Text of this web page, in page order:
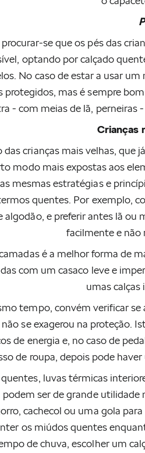
procurar-se que os pés das
optando por calçado
No caso de estar a usar
protegidos, mas é sempre
- com meias de lã, perneiras
Crianças
das crianças mais velhas, que
modo mais expostas aos
mesmas estratégias e
quentes. Por exemplo,
algodão, e preferir antes lã
facilmente e não
é a melhor forma de
com um casaco leve e
umas calças
tempo, convém verificar se
não se exagerou na proteção.
de energia e, no caso de
de roupa, depois pode
luvas térmicas
podem ser de grande
cachecol ou uma gola
os miúdos quentes
de chuva, escolher um